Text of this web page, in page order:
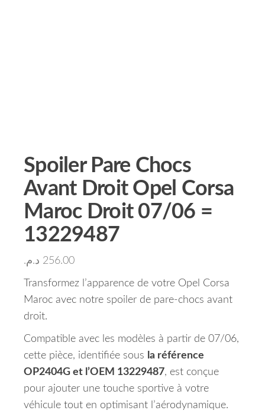
Spoiler Pare Chocs
Avant Droit Opel Corsa
Maroc Droit 07/06 =
13229487
256.00 د.م.
Transformez l’apparence de votre Opel Corsa
Maroc avec notre spoiler de pare-chocs avant
droit.
Compatible avec les modèles à partir de 07/06,
cette pièce, identifiée sous la référence
OP2404G et l’OEM 13229487, est conçue
pour ajouter une touche sportive à votre
véhicule tout en optimisant l’aérodynamique.